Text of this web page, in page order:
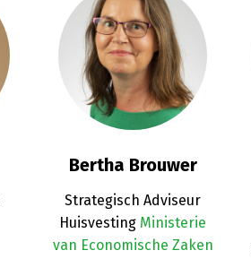
Bertha Brouwer
Strategisch Adviseur
Huisvesting Ministerie
van Economische Zaken